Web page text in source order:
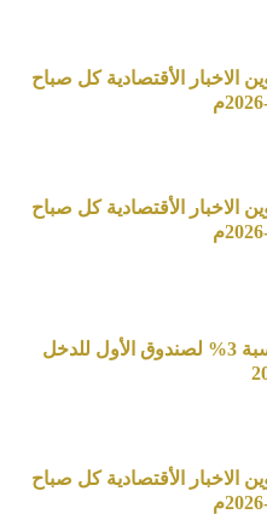
الاخبار الأقتصادية كل صباح
الاخبار الأقتصادية كل صباح
الأول كابيتال تعلن توزيع أرباح بنسبة 3% لصندوق الأول للدخل
الاخبار الأقتصادية كل صباح